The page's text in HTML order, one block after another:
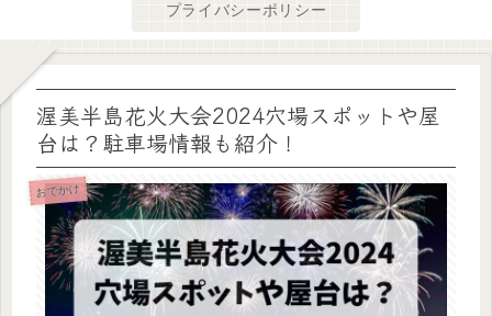
プライバシーポリシー
渥美半島花火大会2024穴場スポットや屋
台は？駐車場情報も紹介！
おでかけ